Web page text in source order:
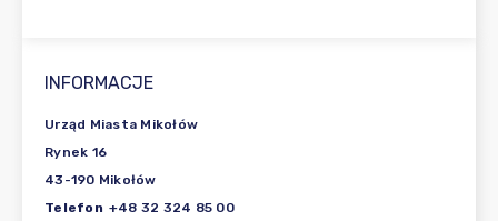
INFORMACJE
Urząd Miasta Mikołów
Rynek 16
43-190 Mikołów
Telefon +48 32 324 85 00